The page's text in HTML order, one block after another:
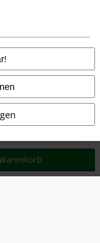
zzgl.Versandkosten